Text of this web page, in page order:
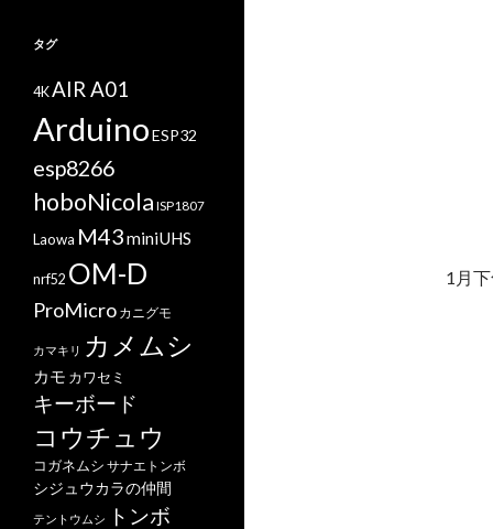
1月
タグ
4KAIR A01
ArduinoESP32
esp8266
hoboNicola ISP1807
Laowa M43miniUHS
nrf52 OM-D
ProMicro カニグモ
カマキリ カメムシ
カモ カワセミ
キーボード
コウチュウ
コガネムシ サナエトンボ
シジュウカラの仲間
テントウムシ トンボ